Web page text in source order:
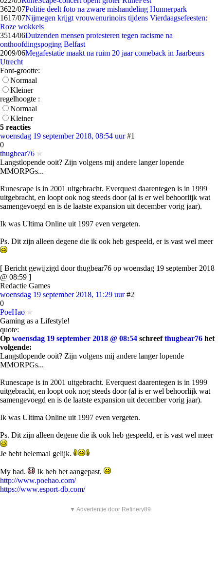
3622/07Politie deelt foto na zware mishandeling Hunnerpark
1617/07Nijmegen krijgt vrouwenurinoirs tijdens Vierdaagsefeesten:
Roze wokkels
3514/06Duizenden mensen protesteren tegen racisme na
onthoofdingspoging Belfast
2009/06Megafestatie maakt na ruim 20 jaar comeback in Jaarbeurs
Utrecht
Font-grootte:
Normaal
Kleiner
regelhoogte :
Normaal
Kleiner
5 reacties
woensdag 19 september 2018, 08:54 uur #1
0
thugbear76
Langstlopende ooit? Zijn volgens mij andere langer lopende
MMORPGs...
Runescape is in 2001 uitgebracht. Everquest daarentegen is in 1999
uitgebracht, en loopt ook nog steeds door (al is er wel behoorlijk wat
samengevoegd en is de laatste expansion uit december vorig jaar).
Ik was Ultima Online uit 1997 even vergeten.
Ps. Dit zijn alleen degene die ik ook heb gespeeld, er is vast wel meer
[ Bericht gewijzigd door thugbear76 op woensdag 19 september 2018
@ 08:59 ]
Redactie Games
woensdag 19 september 2018, 11:29 uur #2
0
PoeHao
Gaming as a Lifestyle!
quote:
Op woensdag 19 september 2018 @ 08:54 schreefthugbear76 het
volgende:
Langstlopende ooit? Zijn volgens mij andere langer lopende
MMORPGs...
Runescape is in 2001 uitgebracht. Everquest daarentegen is in 1999
uitgebracht, en loopt ook nog steeds door (al is er wel behoorlijk wat
samengevoegd en is de laatste expansion uit december vorig jaar).
Ik was Ultima Online uit 1997 even vergeten.
Ps. Dit zijn alleen degene die ik ook heb gespeeld, er is vast wel meer
Je hebt helemaal gelijk.
My bad.
Ik heb het aangepast.
http://www.poehao.com/
https://www.esport-db.com/
▼ Advertentie door Refinery89